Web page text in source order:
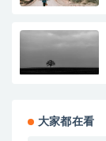
大家都在看